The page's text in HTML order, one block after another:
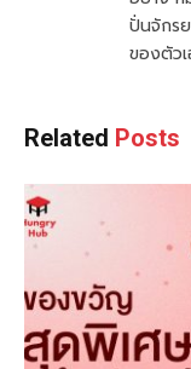
ปั่นจักร
ของตัว
Related Posts